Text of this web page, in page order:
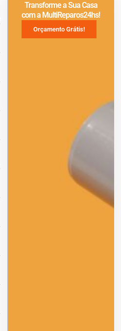
Transforme a Sua Casa
com a MultiReparos24hs!
Orçamento Grátis!